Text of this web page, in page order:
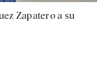
Zapatero a su